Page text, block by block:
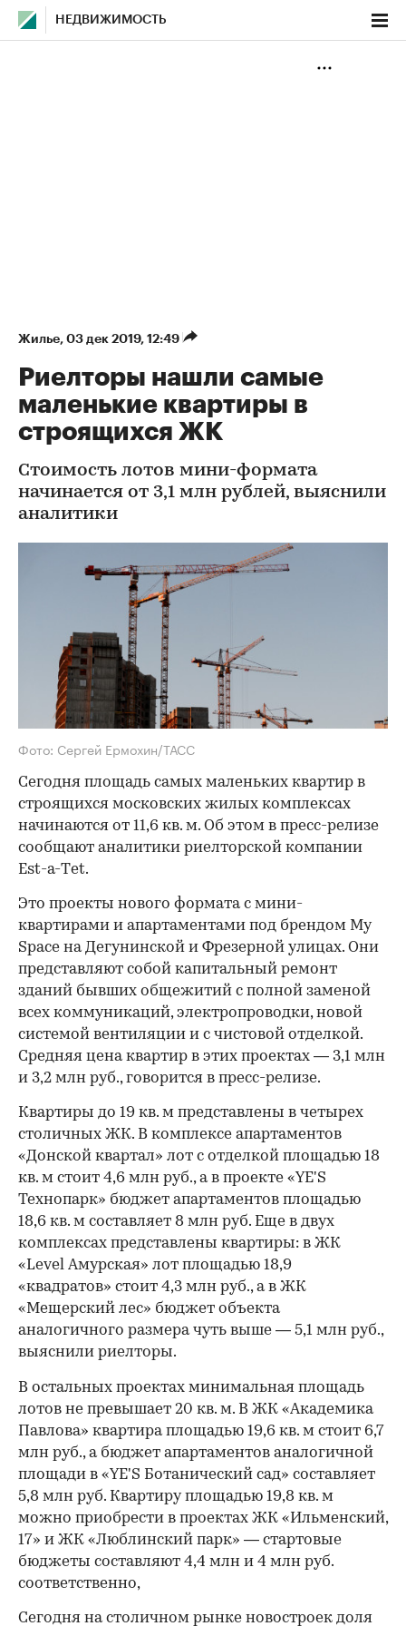
НЕДВИЖИМОСТЬ
Жилье⁠, 03 дек 2019, 12:49
Риелторы нашли самые
маленькие квартиры в
строящихся ЖК
Стоимость лотов мини-формата
начинается от 3,1 млн рублей, выяснили
аналитики
Фото: Сергей Ермохин/ТАСС
Сегодня площадь самых маленьких квартир в
строящихся московских жилых комплексах
начинаются от 11,6 кв. м. Об этом в пресс-релизе
сообщают аналитики риелторской компании
Est-a-Тet.
Это проекты нового формата с мини-
квартирами и апартаментами под брендом My
Space на Дегунинской и Фрезерной улицах. Они
представляют собой капитальный ремонт
зданий бывших общежитий с полной заменой
всех коммуникаций, электропроводки, новой
системой вентиляции и с чистовой отделкой.
Средняя цена квартир в этих проектах — 3,1 млн
и 3,2 млн руб., говорится в пресс-релизе.
Квартиры до 19 кв. м представлены в четырех
столичных ЖК. В комплексе апартаментов
«Донской квартал» лот с отделкой площадью 18
кв. м стоит 4,6 млн руб., а в проекте «YE'S
Технопарк» бюджет апартаментов площадью
18,6 кв. м составляет 8 млн руб. Еще в двух
комплексах представлены квартиры: в ЖК
«Level Амурская» лот площадью 18,9
«квадратов» стоит 4,3 млн руб., а в ЖК
«Мещерский лес» бюджет объекта
аналогичного размера чуть выше — 5,1 млн руб.,
выяснили риелторы.
В остальных проектах минимальная площадь
лотов не превышает 20 кв. м. В ЖК «Академика
Павлова» квартира площадью 19,6 кв. м стоит 6,7
млн руб., а бюджет апартаментов аналогичной
площади в «YE'S Ботанический сад» составляет
5,8 млн руб. Квартиру площадью 19,8 кв. м
можно приобрести в проектах ЖК «Ильменский,
17» и ЖК «Люблинский парк» — стартовые
бюджеты составляют 4,4 млн и 4 млн руб.
соответственно,
Сегодня на столичном рынке новостроек доля